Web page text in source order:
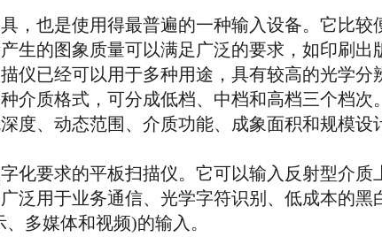
也是使用得最普遍的一种输入设备。它比较
生的图象质量可以满足广泛的要求，如印刷出
仪已经可以用于多种用途，具有较高的光学分
介质格式，可分成低档、中档和高档三个档次
度、动态范围、介质功能、成象面积和规模设
要求的平板扫描仪。它可以输入反射型介质
泛用于业务通信、光学字符识别、低成本的黑
多媒体和视频)的输入。